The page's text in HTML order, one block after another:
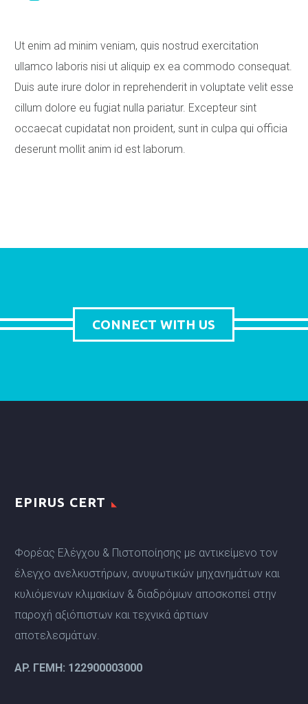
Ut enim ad minim veniam, quis nostrud exercitation
ullamco laboris nisi ut aliquip ex ea commodo consequat.
Duis aute irure dolor in reprehenderit in voluptate velit esse
cillum dolore eu fugiat nulla pariatur. Excepteur sint
occaecat cupidatat non proident, sunt in culpa qui officia
deserunt mollit anim id est laborum.
CONNECT WITH US
EPIRUS CERT
Φορέας Ελέγχου & Πιστοποίησης με αντικείμενο τον
έλεγχο ανελκυστήρων, ανυψωτικών μηχανημάτων και
κυλιόμενων κλιμακίων & διαδρόμων αποσκοπεί στην
παροχή αξιόπιστων και τεχνικά άρτιων
αποτελεσμάτων.
ΑP. ΓΕΜΗ: 122900003000